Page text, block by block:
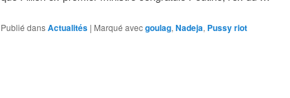
Publié dansActualités | Marqué avecgoulag, Nadeja, Pussy riot